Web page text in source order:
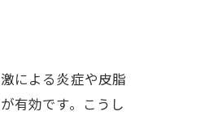
による炎症や皮脂
有効です。こうし